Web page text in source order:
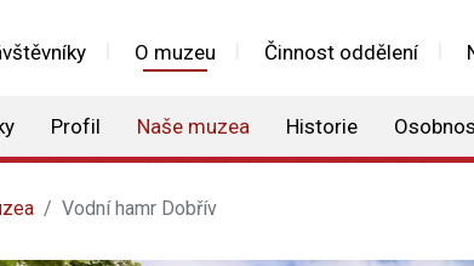
O muzeu Činnost oddělení
Profil Naše muzea Historie
Vodní hamr Dobřív